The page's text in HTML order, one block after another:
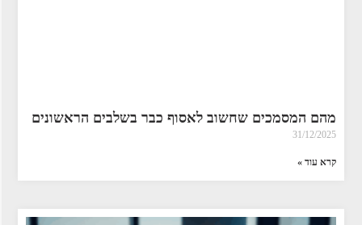
מהם המסמכים שחשוב לאסוף כבר בשלבים הראשונים
31/12/2025
קרא עוד »